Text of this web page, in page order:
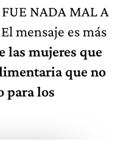
NADA MAL A
mensaje es más
las mujeres que
que no
para los